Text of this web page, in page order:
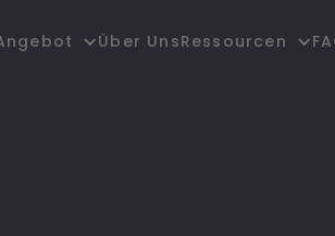
Über UnsRessourcen